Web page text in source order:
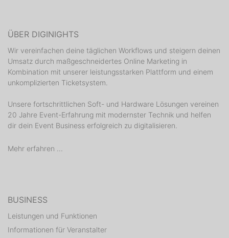
ÜBER DIGINIGHTS
Wir vereinfachen deine täglichen Workflows und steigern deinen
Umsatz durch maßgeschneidertes Online Marketing in
Kombination mit unserer leistungsstarken Plattform und einem
unkomplizierten Ticketsystem.
Unsere fortschrittlichen Soft- und Hardware Lösungen vereinen
20 Jahre Event-Erfahrung mit modernster Technik und helfen
dir dein Event Business erfolgreich zu digitalisieren.
Mehr erfahren ...
BUSINESS
Leistungen und Funktionen
Informationen für Veranstalter